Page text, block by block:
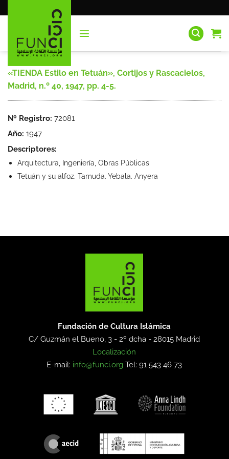
al
«TIENDA Estilo en Tetuán», Cortijos y Rascacielos,
Madrid, n.º 40, 1947, pp. 4-5.
Nº Registro: 72081
Año: 1947
Descriptores:
Arquitectura, Ingeniería, Obras Públicas
Tetuán y su alfoz. Tamuda. Yebala. Anyera
Fundación de Cultura Islámica
C/ Guzmán el Bueno, 3 - 2º dcha -28015 Madrid
Localización
E-mail: info@funci.org Tel: 91 543 46 73